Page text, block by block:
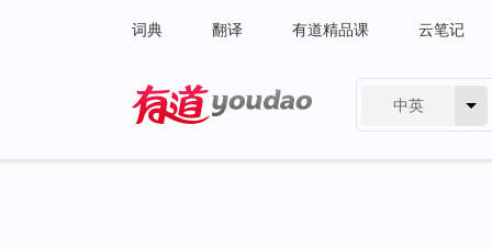
词典 翻译 有道精品课 云笔记
中英